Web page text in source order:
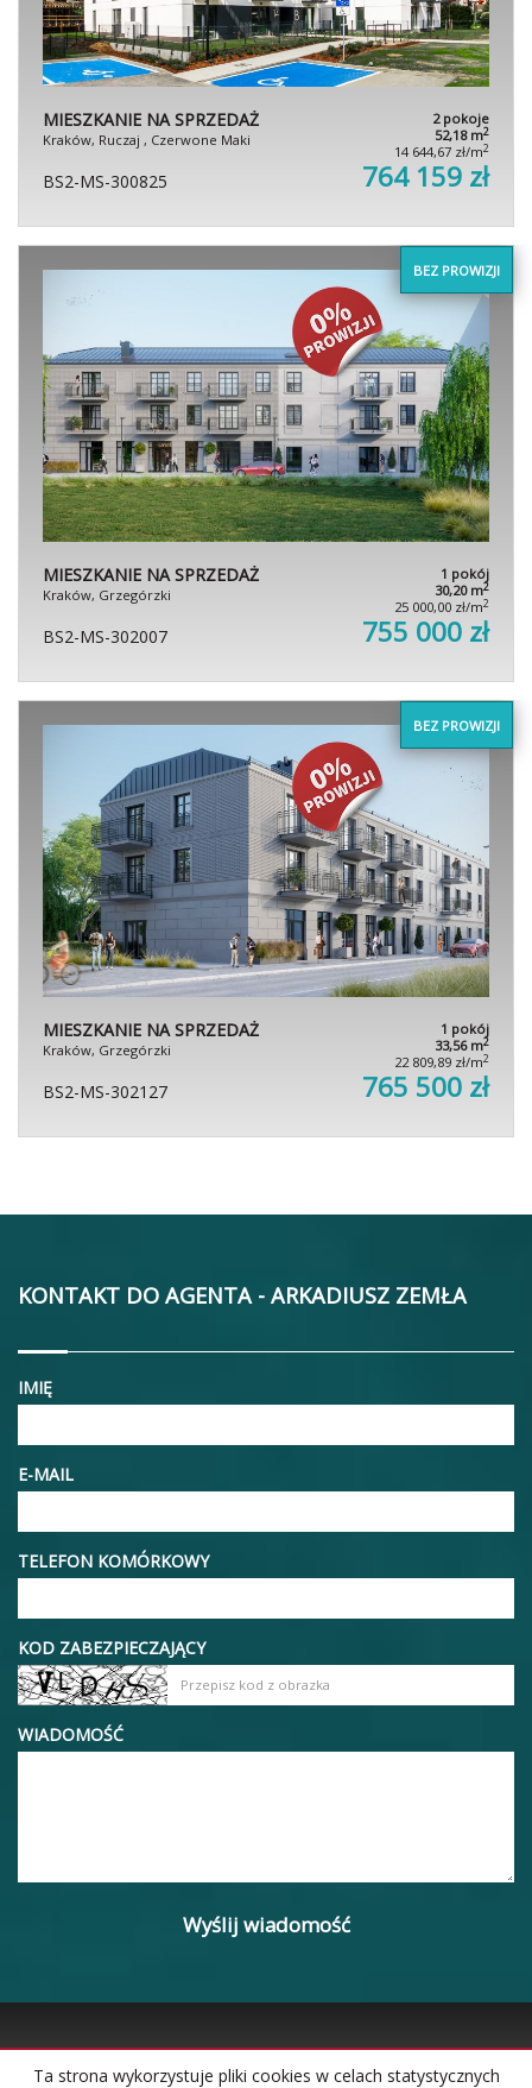
MIESZKANIE NA SPRZEDAŻ
Kraków, Ruczaj , Czerwone Maki
2 pokoje
52,18 m2
14 644,67 zł/m2
BS2-MS-300825 764 159 zł
BEZ PROWIZJI
MIESZKANIE NA SPRZEDAŻ
Kraków, Grzegórzki
1 pokój
30,20 m2
25 000,00 zł/m2
BS2-MS-302007 755 000 zł
BEZ PROWIZJI
MIESZKANIE NA SPRZEDAŻ
Kraków, Grzegórzki
1 pokój
33,56 m2
22 809,89 zł/m2
BS2-MS-302127 765 500 zł
KONTAKT DO AGENTA - ARKADIUSZ ZEMŁA
IMIĘ
E-MAIL
TELEFON KOMÓRKOWY
KOD ZABEZPIECZAJĄCY
WIADOMOŚĆ
Ta strona wykorzystuje pliki cookies w celach statystycznych